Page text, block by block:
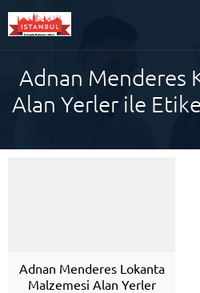
Adnan Menderes
Alan Yerler ile
Adnan Menderes Lokanta
Malzemesi Alan Yerler